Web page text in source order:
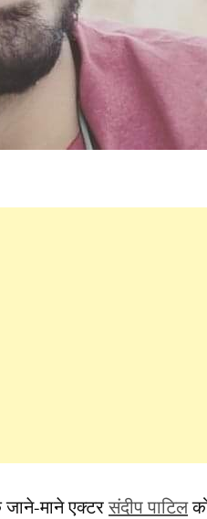
माने एक्टरसंदीप पाटिल